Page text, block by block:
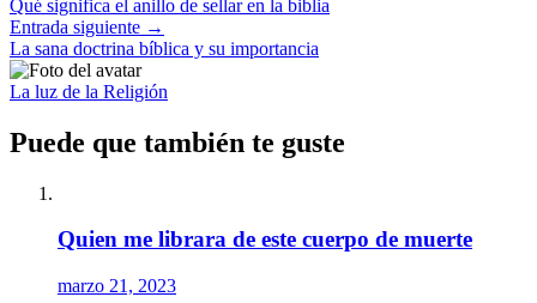
Qué significa el anillo de sellar en la biblia
Entrada siguiente →
La sana doctrina bíblica y su importancia
La luz de la Religión
Puede que también te guste
Quien me librara de este cuerpo de muerte
marzo 21, 2023